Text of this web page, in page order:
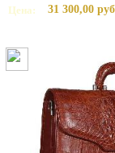
Цена:
31 300,00